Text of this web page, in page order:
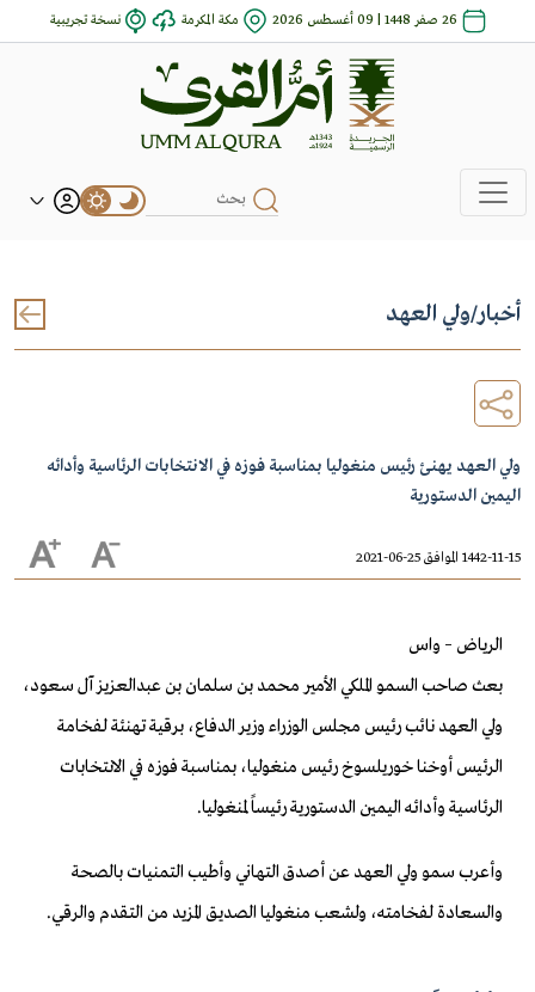
26 صفر 1448 | 09 أغسطس 2026 مكة المكرمة نسخة تجريبية
أخبار/ولي العهد
ولي العهد يهنئ رئيس منغوليا بمناسبة فوزه في الانتخابات الرئاسية وأدائه
اليمين الدستورية
1442-11-15 الموافق 25-06-2021
الرياض – واس
بعث صاحب السمو الملكي الأمير محمد بن سلمان بن عبدالعزيز آل سعود،
ولي العهد نائب رئيس مجلس الوزراء وزير الدفاع، برقية تهنئة لفخامة
الرئيس أوخنا خوريلسوخ رئيس منغوليا، بمناسبة فوزه في الانتخابات
الرئاسية وأدائه اليمين الدستورية رئيساً لمنغوليا.
وأعرب سمو ولي العهد عن أصدق التهاني وأطيب التمنيات بالصحة
والسعادة لفخامته، ولشعب منغوليا الصديق المزيد من التقدم والرقي.